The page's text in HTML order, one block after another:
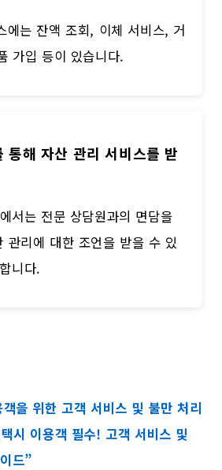
에는 잔액 조회, 이체 서비스, 거
가입 등이 있습니다.
통해 자산 관리 서비스를 받
서는 전문 상담원과의 면담을
관리에 대한 조언을 받을 수 있
니다.
을 위한 고객 서비스 및 불만 처리
시 이용객 필수! 고객 서비스 및
드”